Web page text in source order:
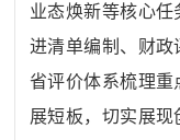
业态焕新等核心
进清单编制、财政
省评价体系梳理重
展短板，切实展